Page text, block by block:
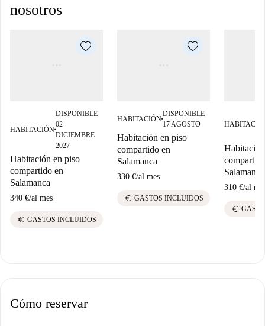
nosotros
HABITACIÓN■
DISPONIBLE
02
DICIEMBRE
2027
Habitación en piso
compartido en
Salamanca
340 €/al mes
euro GASTOS INCLUIDOS
HABITACIÓN■
DISPONIBLE
17 AGOSTO
Habitación en piso
compartido en
Salamanca
330 €/al mes
euro GASTOS INCLUIDOS
Salamanca
310 €/al
euro
Cómo reservar